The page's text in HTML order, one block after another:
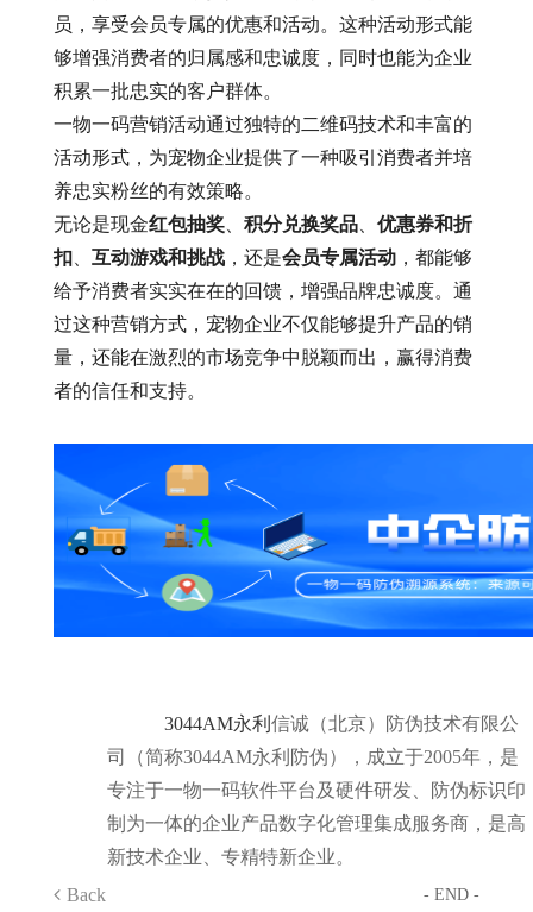
员，享受会员专属的优惠和活动。这种活动形式能
够增强消费者的归属感和忠诚度，同时也能为企业
积累一批忠实的客户群体。
一物一码营销活动通过独特的二维码技术和丰富的
活动形式，为宠物企业提供了一种吸引消费者并培
养忠实粉丝的有效策略。
无论是现金红包抽奖、 积分兑换奖品、 优惠券和折
扣、 互动游戏和挑战，还是会员专属活动，都能够
给予消费者实实在在的回馈，增强品牌忠诚度。通
过这种营销方式，宠物企业不仅能够提升产品的销
量，还能在激烈的市场竞争中脱颖而出，赢得消费
者的信任和支持。
3044AM永利 信诚（北京）防伪技术有限公
司（简称3044AM永利防伪），成立于2005年，是
专注于一物一码软件平台及硬件研发、防伪标识印
制为一体的企业产品数字化管理集成服务商，是高
新技术企业、专精特新企业。
Back
- END -